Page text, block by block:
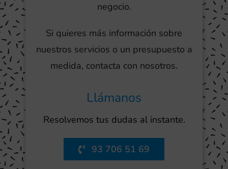
negocio.
Si quieres más información sobre
nuestros servicios o un presupuesto a
medida, contacta con nosotros.
Llámanos
Resolvemos tus dudas al instante.
93 706 51 69